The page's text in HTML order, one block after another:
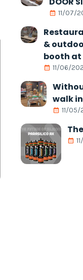
11/07/
&
booth at
11/06/
walk
11/05/